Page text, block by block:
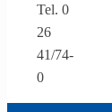
Tel. 0
26
41/74-
0